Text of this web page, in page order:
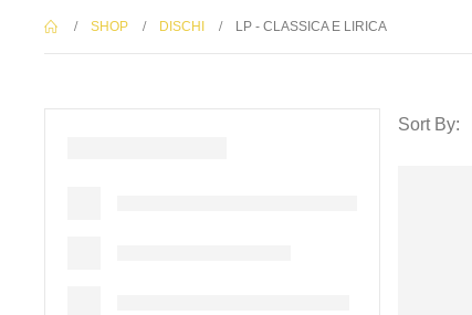
SHOP DISCHI LP - CLASSICA E LIRICA
Sort By: